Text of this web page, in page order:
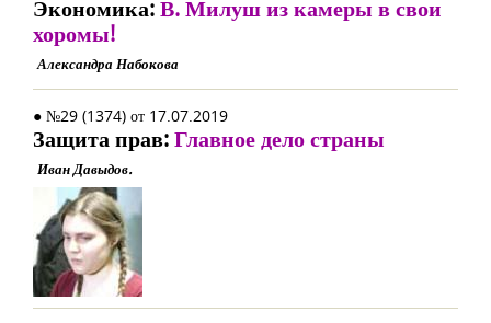
Экономика:В. Милуш из камеры в свои
хоромы!
Александра Набокова
● №29 (1374) от 17.07.2019
Защита прав:Главное дело страны
Иван Давыдов.